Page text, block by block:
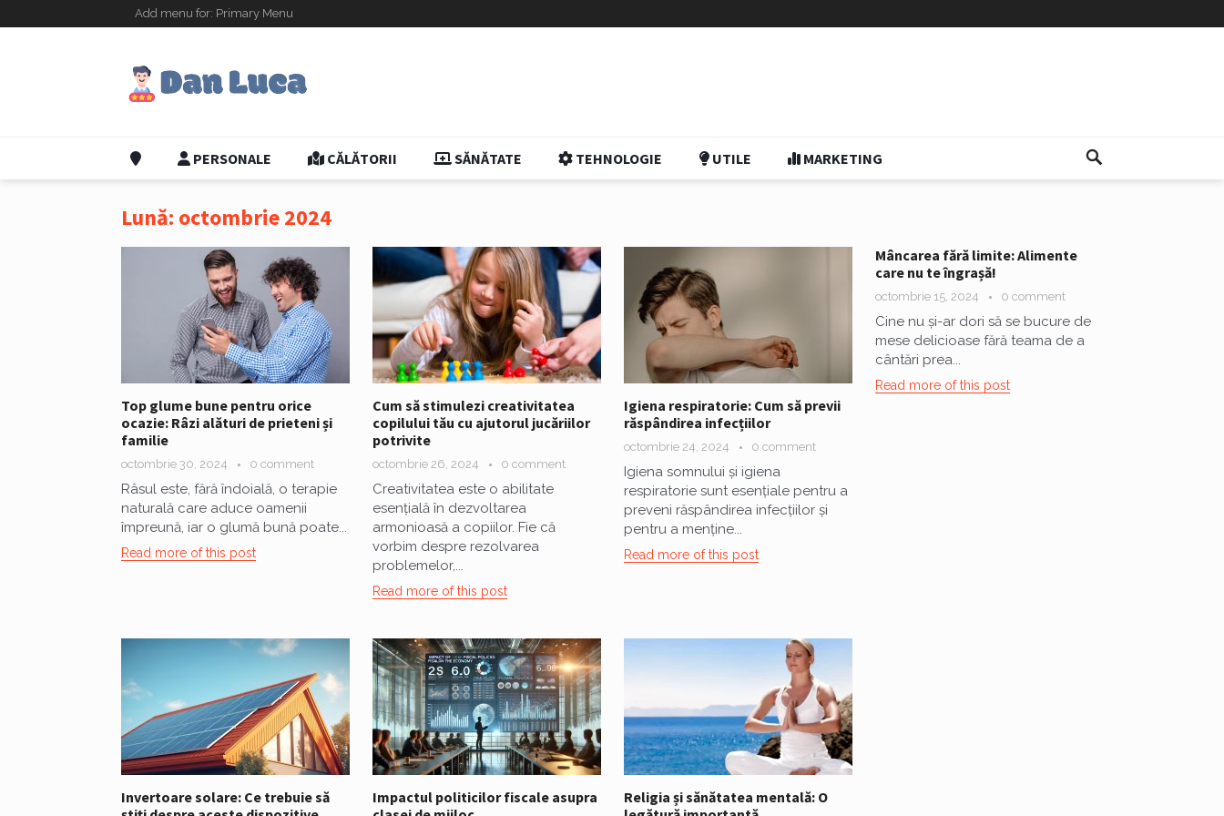
Add menu for: Primary Menu
PERSONALE CĂLĂTORII SĂNĂTATE TEHNOLOGIE UTILE MARKETING
Lună: octombrie 2024
Top glume bune pentru orice
ocazie: Râzi alături de prieteni și
familie
octombrie 30, 2024 0 comment
Râsul este, fără îndoială, o terapie
naturală care aduce oamenii
împreună, iar o glumă bună poate...
Read more of this post
Cum să stimulezi creativitatea
copilului tău cu ajutorul jucăriilor
potrivite
octombrie 26, 2024 0 comment
Creativitatea este o abilitate
esențială în dezvoltarea
armonioasă a copiilor. Fie că
vorbim despre rezolvarea
problemelor,...
Read more of this post
Igiena respiratorie: Cum să previi
răspândirea infecțiilor
octombrie 24, 2024 0 comment
Igiena somnului și igiena
respiratorie sunt esențiale pentru a
preveni răspândirea infecțiilor și
pentru a menține...
Read more of this post
Mâncarea fără limite: Alimente
care nu te îngrașă!
octombrie 15, 2024 0 comment
Cine nu și-ar dori să se bucure de
mese delicioase fără teama de a
cântări prea...
Read more of this post
Invertoare solare: Ce trebuie să
Impactul politicilor fiscale asupra
Religia și sănătatea mentală: O